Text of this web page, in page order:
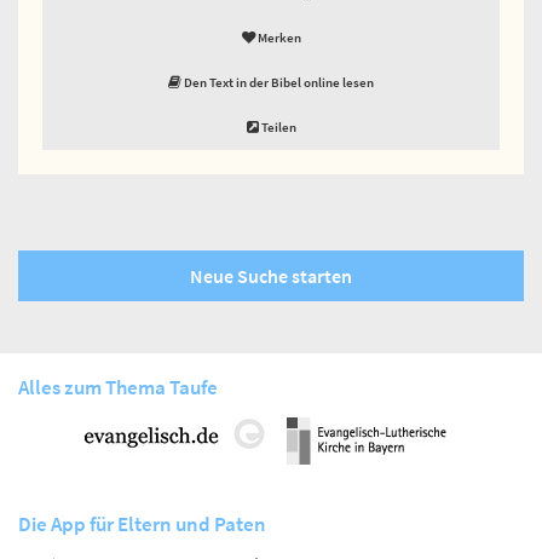
Merken
Den Text in der Bibel online lesen
Teilen
Neue Suche starten
Alles zum Thema Taufe
Die App für Eltern und Paten